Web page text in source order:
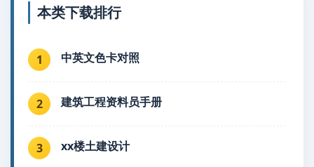
本类下载排行
1 中英文色卡对照
2 建筑工程资料员手册
3 xx楼土建设计